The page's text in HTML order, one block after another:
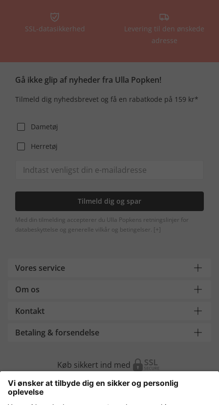
SSL-datasikkerhed
Levering til den ønskede
adresse
Gå ikke glip af nyheder fra Ulla Popken!
Tilmeld dig nyhedsbrevet og få en rabatkode på 159 kr*
Dametøj
Herretøj
Tilmeld dig og spar
Med din tilmelding accepterer du Ulla Popkens retningslinjer for
databeskyttelse og generelle vilkår og betingelser. [+]
Vores service
Om os
Kontakt
Betaling & forsendelse
Køb sikkert ind med
Flere webshops